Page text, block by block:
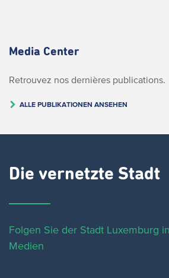
Media Center
Retrouvez nos dernières publications.
ALLE PUBLIKATIONEN ANSEHEN
Die vernetzte Stadt
Folgen Sie der Stadt Luxemburg
Medien